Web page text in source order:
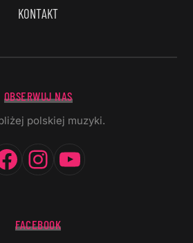
KONTAKT
OBSERWUJ NAS
polskiej muzyki.
Facebook
Instagram
FACEBOOK